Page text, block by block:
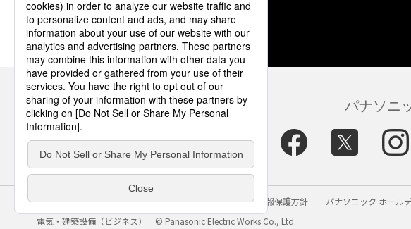
パナソニ
サイトのご利用にあたって クッキーポリシー 個人情報保護方針 パナソニック ホール
電気・建築設備（ビジネス）
© Panasonic Electric Works Co., Ltd.